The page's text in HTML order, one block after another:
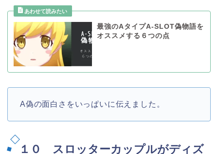
最強のAタイプA-SLOT偽物語を
オススメする６つの点
A偽の面白さをいっぱいに伝えました。
１０ スロッターカップルがディズ